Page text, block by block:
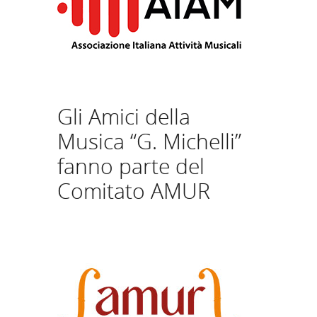
Gli Amici della
Musica “G. Michelli”
fanno parte del
Comitato AMUR